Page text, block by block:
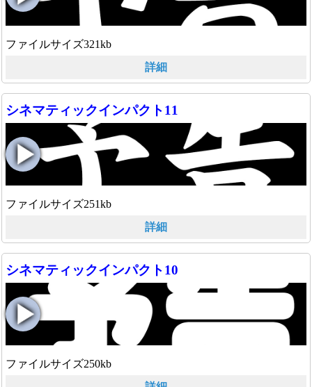
ファイルサイズ321kb
詳細
シネマティックインパクト11
ファイルサイズ251kb
詳細
シネマティックインパクト10
ファイルサイズ250kb